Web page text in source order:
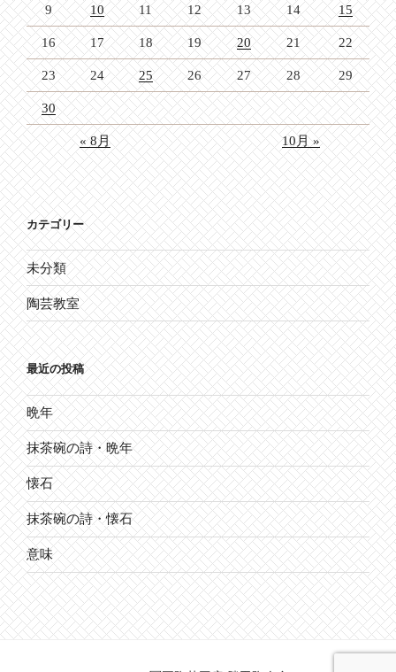
9 10 11 12 13 14 15
16 17 18 19 20 21 22
23 24 25 26 27 28 29
30
« 8月 10月 »
カテゴリー
未分類
陶芸教室
最近の投稿
晩年
抹茶碗の詩・晩年
懐石
抹茶碗の詩・懐石
意味